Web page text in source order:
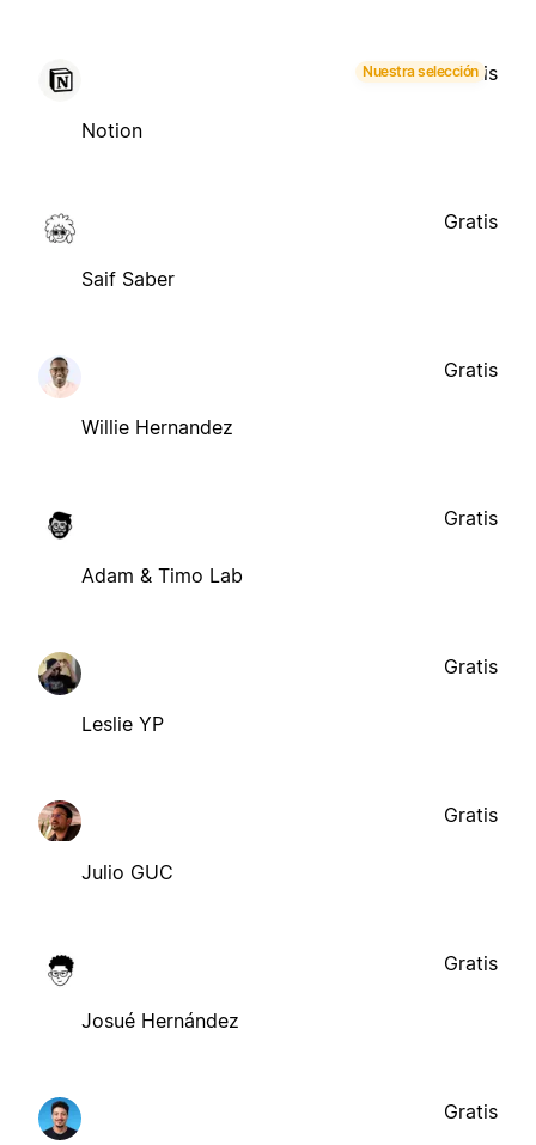
Nuestra selección
Notion
Gratis
Saif Saber
Gratis
Willie Hernandez
Gratis
Adam & Timo Lab
Gratis
Leslie YP
Gratis
Julio GUC
Gratis
Josué Hernández
Gratis
Gratis